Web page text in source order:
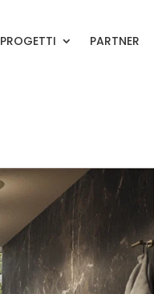
PROGETTI PARTNER